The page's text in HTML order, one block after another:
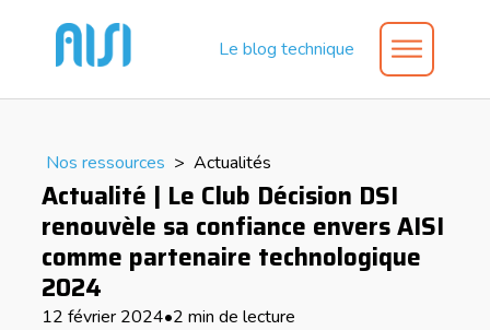
Le blog technique
Nos ressources > Actualités
Actualité | Le Club Décision DSI
renouvèle sa confiance envers AISI
comme partenaire technologique
2024
12 février 2024•2 min de lecture